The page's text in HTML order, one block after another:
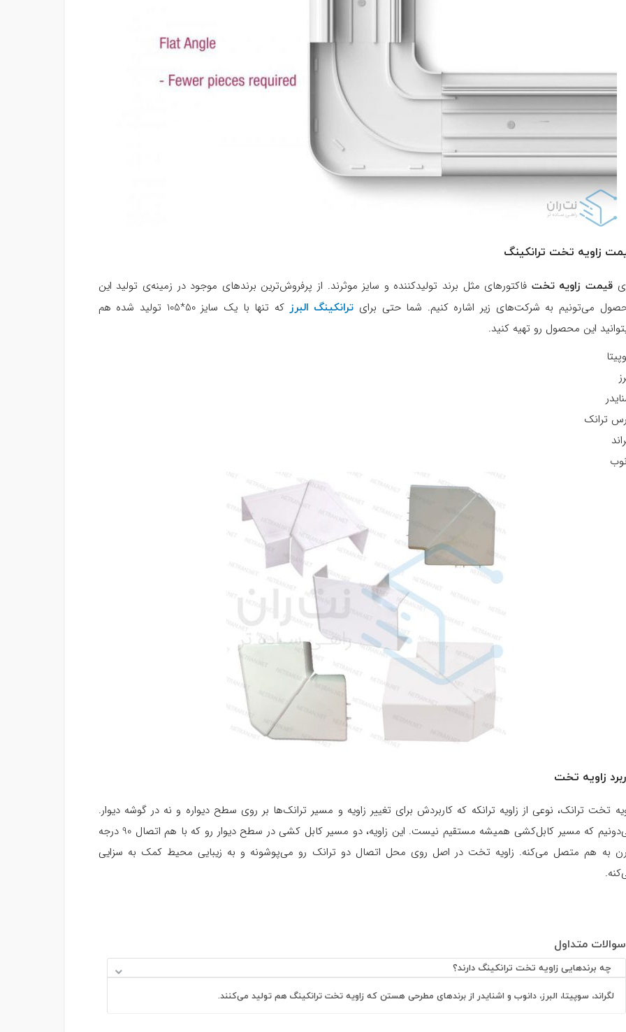
زاویه تخت ترانکینگ
قیمت زاویه تخت فاکتورهای مثل برند تولیدکننده و سایز موثرند. از پرفروش‌ترین‌ برند‌های موجود در زمینه‌ی تولید این
می‌تونیم به شرکت‌های زیر اشاره کنیم. شما حتی برای ترانکینگ البرز
که تنها با یک سایز 50*105 تولید شده هم
این محصول رو تهیه کنید.
ترانک
زاویه تخت
تخت ترانک، نوعی از زاویه ترانکه که کاربردش برای تغییر زاویه و مسیر ترانک‌ها بر روی سطح دیواره و نه در گوشه دیوار.
می‌دونیم که مسیر کابل‌کشی همیشه مستقیم نیست. این زاویه، دو مسیر کابل کشی در سطح دیوار رو که با هم اتصال 90 درجه
به هم متصل می‌کنه. زاویه تخت در اصل روی محل اتصال دو ترانک رو می‌پوشونه و به زیبایی محیط کمک به سزایی
سوالات متداول
چه برندهایی زاویه تخت ترانکینگ دارند؟
لگراند، سوپیتا، البرز، دانوب و اشنایدر از برندهای مطرحی هستن که زاویه تخت ترانکینگ هم تولید می‌کنند.